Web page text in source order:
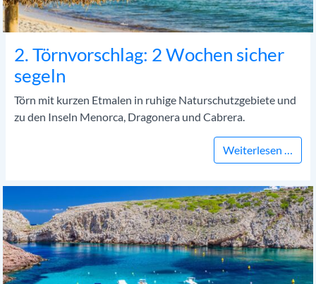
2. Törnvorschlag: 2 Wochen sicher
segeln
Törn mit kurzen Etmalen in ruhige Naturschutzgebiete und
zu den Inseln Menorca, Dragonera und Cabrera.
Weiterlesen …